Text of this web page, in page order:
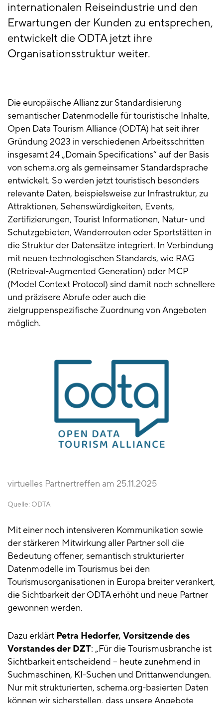
internationalen Reiseindustrie und den
Erwartungen der Kunden zu entsprechen,
entwickelt die ODTA jetzt ihre
Organisationsstruktur weiter.
Die europäische Allianz zur Standardisierung
semantischer Datenmodelle für touristische Inhalte,
Open Data Tourism Alliance (ODTA) hat seit ihrer
Gründung 2023 in verschiedenen Arbeitsschritten
insgesamt 24 „Domain Specifications“ auf der Basis
von schema.org als gemeinsamer Standardsprache
entwickelt. So werden jetzt touristisch besonders
relevante Daten, beispielsweise zur Infrastruktur, zu
Attraktionen, Sehenswürdigkeiten, Events,
Zertifizierungen, Tourist Informationen, Natur- und
Schutzgebieten, Wanderrouten oder Sportstätten in
die Struktur der Datensätze integriert. In Verbindung
mit neuen technologischen Standards, wie RAG
(Retrieval-Augmented Generation) oder MCP
(Model Context Protocol) sind damit noch schnellere
und präzisere Abrufe oder auch die
zielgruppenspezifische Zuordnung von Angeboten
möglich.
virtuelles Partnertreffen am 25.11.2025
Quelle: ODTA
Mit einer noch intensiveren Kommunikation sowie
der stärkeren Mitwirkung aller Partner soll die
Bedeutung offener, semantisch strukturierter
Datenmodelle im Tourismus bei den
Tourismusorganisationen in Europa breiter verankert,
die Sichtbarkeit der ODTA erhöht und neue Partner
gewonnen werden.
Dazu erklärt Petra Hedorfer, Vorsitzende des
Vorstandes der DZT: „Für die Tourismusbranche ist
Sichtbarkeit entscheidend – heute zunehmend in
Suchmaschinen, KI-Suchen und Drittanwendungen.
Nur mit strukturierten, schema.org-basierten Daten
können wir sicherstellen, dass unsere Angebote